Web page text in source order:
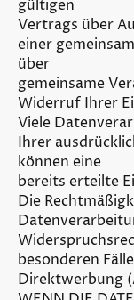
gültigen
Vertrags über
einer
über
gemeinsame
Widerruf Ihrer
Viele
Ihrer
können eine
bereits erteilte
Die
besonderen
Direktwerbung